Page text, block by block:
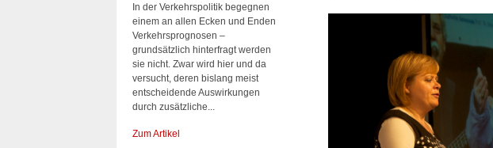
In der Verkehrspolitik begegnen
einem an allen Ecken und Enden
Verkehrsprognosen –
grundsätzlich hinterfragt werden
sie nicht. Zwar wird hier und da
versucht, deren bislang meist
entscheidende Auswirkungen
durch zusätzliche...
Zum Artikel